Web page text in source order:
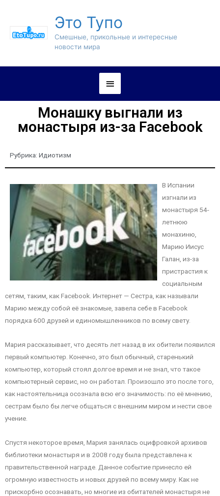
Это Тупо
Смешные, прикольные и интересные
новости мира
Монашку выгнали из
монастыря из-за Facebook
Рубрика: Идиотизм
В Испании
изгнали из
монастыря 54-
летнюю
монахиню,
Марию Иисус
Галан, из-за
пристрастия к
социальным
сетям, таким, как Facebook. Интернет — Сестра, как называли
Марию между собой её знакомые, завела себе в Facebook
порядка 600 друзей и единомышленников по всему свету.
Мария рассказывает, что десять лет назад в их обители появился
первый компьютер. Конечно, это был обычный, старенький
компьютер, который стоял долгое время и не знал, что такое
компьютерный сервис, но он работал. Произошло это после того,
как настоятельница осознала всю его значимость: по её мнению,
сестрам было бы легче общаться с внешним миром и нести свое
учение.
Спустя некоторое время, Мария занялась оцифровкой архивов
библиотеки монастыря и в 2008 году была представлена к
правительственной награде. Данное событие принесло ей
огромную известность и новых друзей по всему миру. Как не
прискорбно осознавать, но многие из обитателей монастыря не